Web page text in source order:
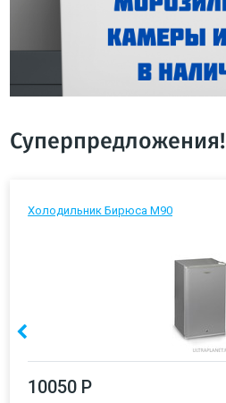
Суперпредложения!
Холодильник Бирюса М90
10050 Р